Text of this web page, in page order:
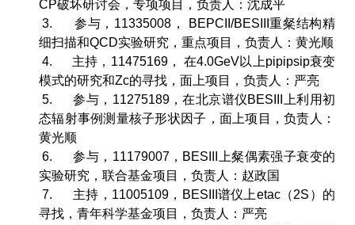
CP破坏研讨会，专项项目，负责人：沈成平
3.
参与， 11335008， BEPCII/BESIII 重粲结构精
细扫描和QCD实验研究，重点项目，负责人：黄光顺
4.
主持， 11475169， 在4.0GeV以上pipipsip衰变
模式的研究和Zc的寻找，面上项目，负责人：严亮
5.
参与， 11275189，在北京谱仪BESIII
上利用初
态辐射事例测量核子形状因子，面上项目，负责人：
黄光顺
6.
参与， 11179007， BESIII
上粲偶素强子衰变的
实验研究，联合基金项目，负责人：赵政国
7.
主持， 11005109， BESIII 谱仪上etac（2S ）的
寻找，青年科学基金项目，负责人：严亮